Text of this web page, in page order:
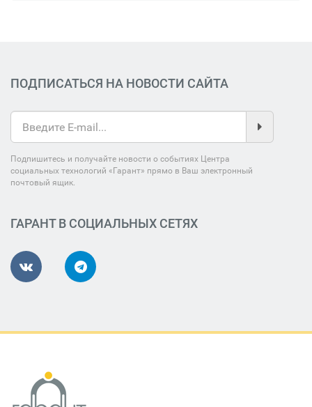
ПОДПИСАТЬСЯ НА НОВОСТИ САЙТА
Подпишитесь и получайте новости о событиях Центра
социальных технологий «Гарант» прямо в Ваш электронный
почтовый ящик.
ГАРАНТ В СОЦИАЛЬНЫХ СЕТЯХ